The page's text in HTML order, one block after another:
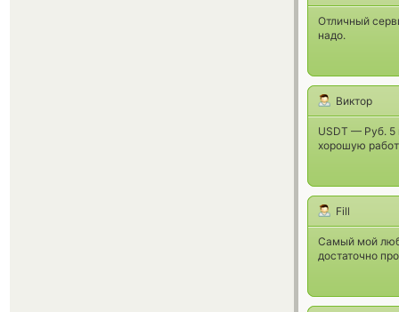
Отличный
надо.
Виктор
USDT — Руб. 5
хорошую
Fill
Самый мой
достаточно